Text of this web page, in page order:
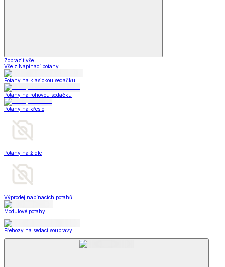
Zobrazit vše
Vše z Napínací potahy
Potahy na klasickou sedačku
Potahy na rohovou sedačku
Potahy na křeslo
Potahy na židle
Výprodej napínacích potahů
Modulové potahy
Přehozy na sedací soupravy